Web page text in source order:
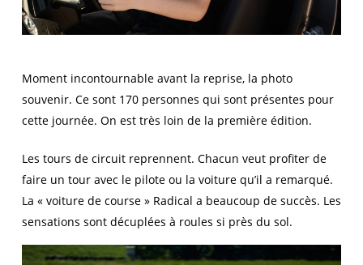
Moment incontournable avant la reprise, la photo
souvenir. Ce sont 170 personnes qui sont présentes pour
cette journée. On est très loin de la première édition.
Les tours de circuit reprennent. Chacun veut profiter de
faire un tour avec le pilote ou la voiture qu’il a remarqué.
La « voiture de course » Radical a beaucoup de succès. Les
sensations sont décuplées à roules si près du sol.